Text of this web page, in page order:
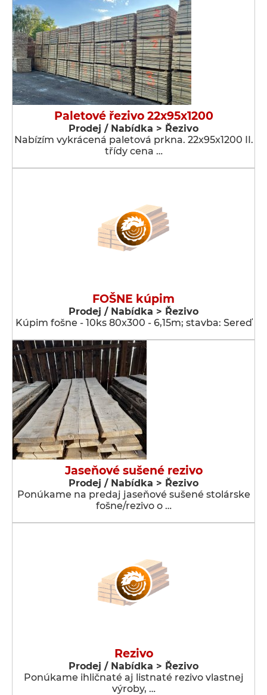
Paletové řezivo 22x95x1200
Prodej / Nabídka > Řezivo
Nabízím vykrácená paletová prkna. 22x95x1200 II.
třídy cena …
FOŠNE kúpim
Prodej / Nabídka > Řezivo
Kúpim fošne - 10ks 80x300 - 6,15m; stavba: Sereď
Jaseňové sušené rezivo
Prodej / Nabídka > Řezivo
Ponúkame na predaj jaseňové sušené stolárske
fošne/rezivo o …
Rezivo
Prodej / Nabídka > Řezivo
Ponúkame ihličnaté aj listnaté rezivo vlastnej
výroby, …